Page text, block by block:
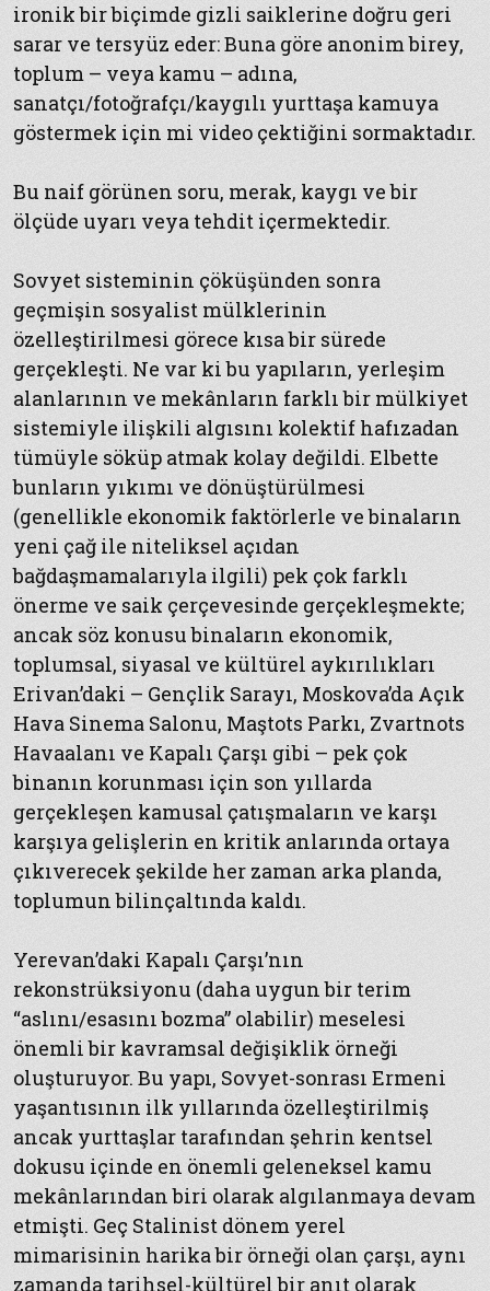
ironik bir biçimde gizli saiklerine doğru geri
sarar ve tersyüz eder: Buna göre anonim birey,
toplum – veya kamu – adına,
sanatçı/fotoğrafçı/kaygılı yurttaşa kamuya
göstermek için mi video çektiğini sormaktadır.
Bu naif görünen soru, merak, kaygı ve bir
ölçüde uyarı veya tehdit içermektedir.
Sovyet sisteminin çöküşünden sonra
geçmişin sosyalist mülklerinin
özelleştirilmesi görece kısa bir sürede
gerçekleşti. Ne var ki bu yapıların, yerleşim
alanlarının ve mekânların farklı bir mülkiyet
sistemiyle ilişkili algısını kolektif hafızadan
tümüyle söküp atmak kolay değildi. Elbette
bunların yıkımı ve dönüştürülmesi
(genellikle ekonomik faktörlerle ve binaların
yeni çağ ile niteliksel açıdan
bağdaşmamalarıyla ilgili) pek çok farklı
önerme ve saik çerçevesinde gerçekleşmekte;
ancak söz konusu binaların ekonomik,
toplumsal, siyasal ve kültürel aykırılıkları
Erivan’daki – Gençlik Sarayı, Moskova’da Açık
Hava Sinema Salonu, Maştots Parkı, Zvartnots
Havaalanı ve Kapalı Çarşı gibi – pek çok
binanın korunması için son yıllarda
gerçekleşen kamusal çatışmaların ve karşı
karşıya gelişlerin en kritik anlarında ortaya
çıkıverecek şekilde her zaman arka planda,
toplumun bilinçaltında kaldı.
Yerevan’daki Kapalı Çarşı’nın
rekonstrüksiyonu (daha uygun bir terim
“aslını/esasını bozma” olabilir) meselesi
önemli bir kavramsal değişiklik örneği
oluşturuyor. Bu yapı, Sovyet-sonrası Ermeni
yaşantısının ilk yıllarında özelleştirilmiş
ancak yurttaşlar tarafından şehrin kentsel
dokusu içinde en önemli geleneksel kamu
mekânlarından biri olarak algılanmaya devam
etmişti. Geç Stalinist dönem yerel
mimarisinin harika bir örneği olan çarşı, aynı
zamanda tarihsel-kültürel bir anıt olarak